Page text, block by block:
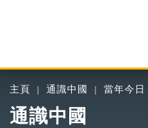
主頁 通識中國 當年今日
通識中國